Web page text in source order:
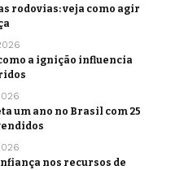
rodovias: veja como agir
a ignição influencia
um ano no Brasil com 25
nos recursos de